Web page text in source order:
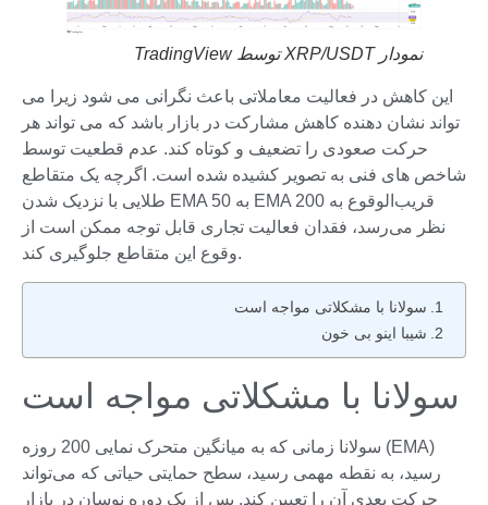
نمودار XRP/USDT توسط TradingView
این کاهش در فعالیت معاملاتی باعث نگرانی می شود زیرا می
تواند نشان دهنده کاهش مشارکت در بازار باشد که می تواند هر
حرکت صعودی را تضعیف و کوتاه کند. عدم قطعیت توسط
شاخص های فنی به تصویر کشیده شده است. اگرچه یک متقاطع
طلایی با نزدیک شدن EMA 50 به EMA 200 قریب‌الوقوع به
نظر می‌رسد، فقدان فعالیت تجاری قابل توجه ممکن است از
وقوع این متقاطع جلوگیری کند.
سولانا با مشکلاتی مواجه است
شیبا اینو بی خون
سولانا با مشکلاتی مواجه است
سولانا زمانی که به میانگین متحرک نمایی 200 روزه (EMA)
رسید، به نقطه مهمی رسید، سطح حمایتی حیاتی که می‌تواند
حرکت بعدی آن را تعیین کند. پس از یک دوره نوسان در بازار